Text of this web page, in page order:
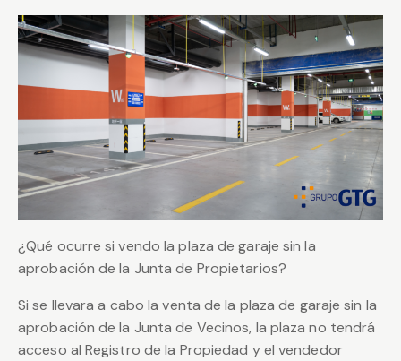
¿Qué ocurre si vendo la plaza de garaje sin la
aprobación de la Junta de Propietarios?
Si se llevara a cabo la venta de la plaza de garaje sin la
aprobación de la Junta de Vecinos, la plaza no tendrá
acceso al Registro de la Propiedad y el vendedor